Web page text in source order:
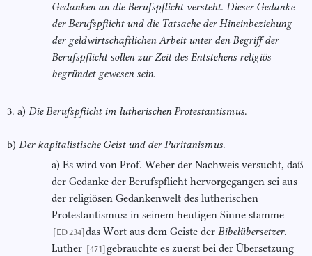
Gedanken an die Berufspflicht versteht. Dieser Gedanke
der Berufspfiicht und die Tatsache der Hineinbeziehung
der geldwirtschaftlichen Arbeit unter den Begriff der
Berufspflicht sollen zur Zeit des Entstehens religiös
begründet gewesen sein.
3. a) Die Berufspfiicht im lutherischen Protestantismus.
b) Der kapitalistische Geist und der Puritanismus.
a) Es wird von Prof. Weber der Nachweis versucht, daß
der Gedanke der Berufspflicht hervorgegangen sei aus
der religiösen Gedankenwelt des lutherischen
Protestantismus: in seinem heutigen Sinne stamme
[ED 234] das Wort aus dem Geiste derBibelübersetzer.
Luther
[471] gebrauchte es zuerst bei der Übersetzung